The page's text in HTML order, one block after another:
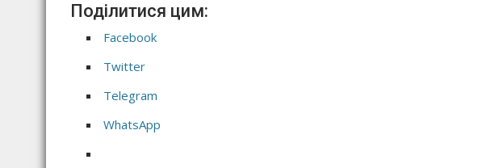
Поділитися цим:
Facebook
Twitter
Telegram
WhatsApp